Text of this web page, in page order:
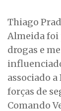
Thiago
Almeida foi
drogas e
associado
forças de
Comando